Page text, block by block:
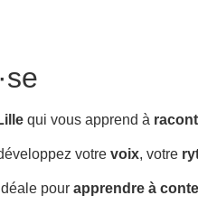
qui vous apprend à
votre voix, votre
pour apprendre à